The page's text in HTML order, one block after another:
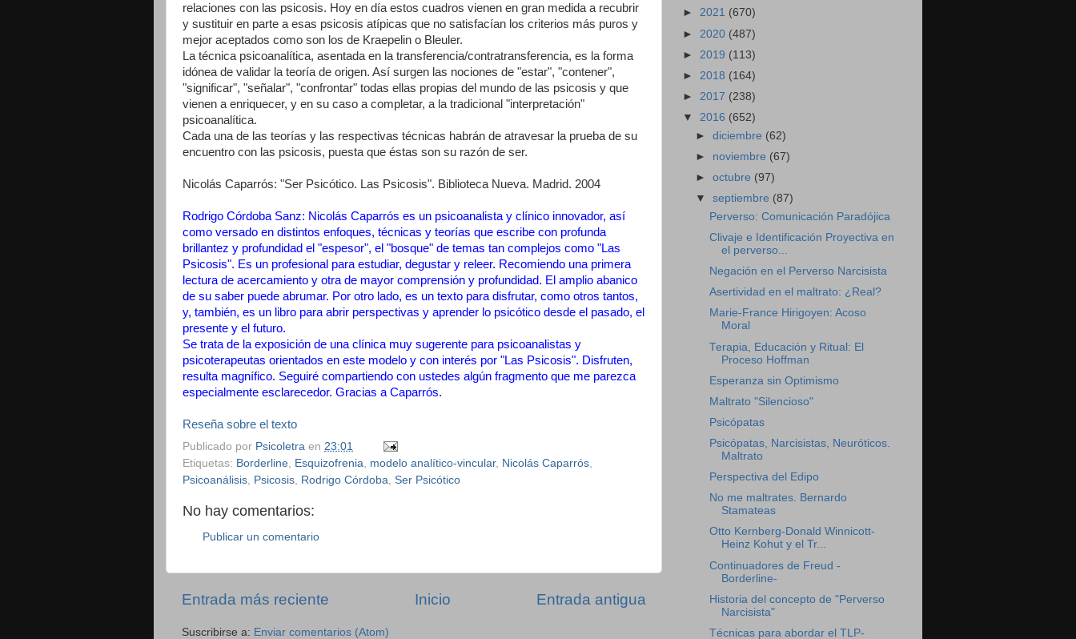
relaciones con las psicosis. Hoy en día estos cuadros vienen en gran medida a recubrir
y sustituir en parte a esas psicosis atípicas que no satisfacían los criterios más puros y
mejor aceptados como son los de Kraepelin o Bleuler.
La técnica psicoanalítica, asentada en la transferencia/contratransferencia, es la forma
idónea de validar la teoría de origen. Así surgen las nociones de "estar", "contener",
"significar", "señalar", "confrontar" todas ellas propias del mundo de las psicosis y que
vienen a enriquecer, y en su caso a completar, a la tradicional "interpretación"
psicoanalítica.
Cada una de las teorías y las respectivas técnicas habrán de atravesar la prueba de su
encuentro con las psicosis, puesta que éstas son su razón de ser.
Nicolás Caparrós: "Ser Psicótico. Las Psicosis". Biblioteca Nueva. Madrid. 2004
Rodrigo Córdoba Sanz: Nicolás Caparrós es un psicoanalista y clínico innovador, así
como versado en distintos enfoques, técnicas y teorías que escribe con profunda
brillantez y profundidad el "espesor", el "bosque" de temas tan complejos como "Las
Psicosis". Es un profesional para estudiar, degustar y releer. Recomiendo una primera
lectura de acercamiento y otra de mayor comprensión y profundidad. El amplio abanico
de su saber puede abrumar. Por otro lado, es un texto para disfrutar, como otros tantos,
y, también, es un libro para abrir perspectivas y aprender lo psicótico desde el pasado, el
presente y el futuro.
Se trata de la exposición de una clínica muy sugerente para psicoanalistas y
psicoterapeutas orientados en este modelo y con interés por "Las Psicosis". Disfruten,
resulta magnífico. Seguiré compartiendo con ustedes algún fragmento que me parezca
especialmente esclarecedor. Gracias a Caparrós.
Reseña sobre el texto
Publicado por Psicoletra en 23:01
Etiquetas: Borderline Esquizofrenia modelo analítico-vincular, Nicolás Caparrós
Psicoanálisis Psicosis Rodrigo Córdoba Ser Psicótico
No hay comentarios:
Publicar un comentario
Entrada más reciente Entrada antigua
Inicio
Suscribirse a: Enviar comentarios (Atom)
► 2021 (670)
► 2020 (487)
► 2019 (113)
► 2018 (164)
► 2017 (238)
▼ 2016 (652)
►diciembre (62)
► noviembre (67)
►octubre (97)
▼septiembre (87)
Perverso: Comunicación Paradójica
Clivaje e Identificación Proyectiva en
el perverso...
Negación en el Perverso Narcisista
Asertividad en el maltrato: ¿Real?
Marie-France Hirigoyen: Acoso
Moral
Terapia, Educación y Ritual: El
Proceso Hoffman
Esperanza sin Optimismo
Maltrato "Silencioso"
Psicópatas
Psicópatas, Narcisistas, Neuróticos.
Maltrato
Perspectiva del Edipo
No me maltrates. Bernardo
Stamateas
Otto Kernberg-Donald Winnicott-
Heinz Kohut y el Tr...
Continuadores de Freud -
Borderline-
Historia del concepto de "Perverso
Narcisista"
Técnicas para abordar el TLP-